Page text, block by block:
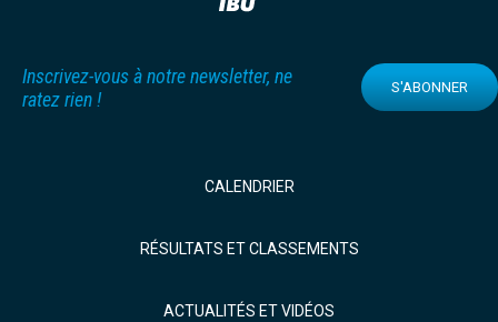
Inscrivez-vous à notre newsletter, ne
ratez rien !
S'ABONNER
CALENDRIER
RÉSULTATS ET CLASSEMENTS
ACTUALITÉS ET VIDÉOS